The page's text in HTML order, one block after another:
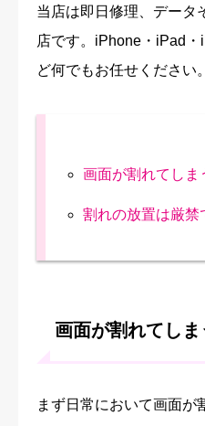
当店は即日修理、データ
店です。iPhone・iPad
ど何でもお任せください。
画面が割れてしま
割れの放置は厳禁
画面が割れてしま
まず日常において画面が